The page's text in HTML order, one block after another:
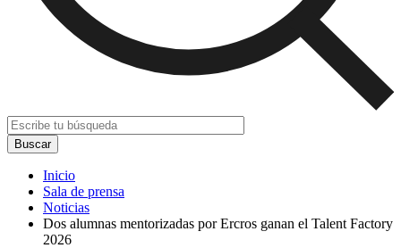
Inicio
Sala de prensa
Noticias
Dos alumnas mentorizadas por Ercros ganan el Talent Factory
2026